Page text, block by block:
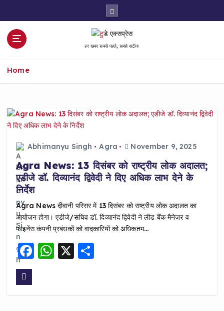
हर खबर सबसे पहले, सबसे सटीक
Home
Abhimanyu Singh Agra November 9, 2025
Agra News: 13 दिसंबर को राष्ट्रीय लोक अदालत;
एडीजे डॉ. दिव्यानंद द्विवेदी ने दिए अधिक लाभ देने के
निर्देश
Agra News दीवानी परिसर में 13 दिसंबर को राष्ट्रीय लोक अदालत का
आयोजन होगा। एडीजे/सचिव डॉ. दिव्यानंद द्विवेदी ने लीड बैंक मैनेजर व
फाइनेंस कंपनी प्रबंधकों को वादकारियों को अधिकतम…
F WX S